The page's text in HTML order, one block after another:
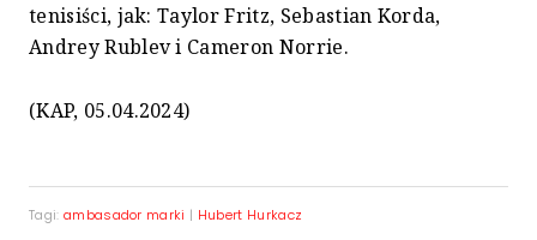
tenisiści, jak: Taylor Fritz, Sebastian Korda,
Andrey Rublev i Cameron Norrie.
(KAP, 05.04.2024)
Tagi: ambasador marki | Hubert Hurkacz